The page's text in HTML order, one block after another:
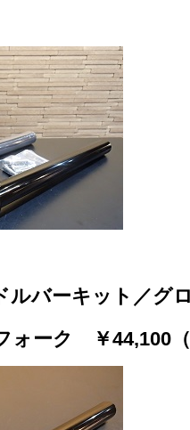
ルバーキット／グ
ォーク ￥44,100